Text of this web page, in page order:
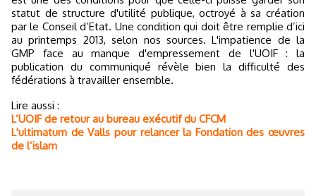
statut de structure d'utilité publique, octroyé à sa création
par le Conseil d’Etat. Une condition qui doit être remplie d’ici
au printemps 2013, selon nos sources. L'impatience de la
GMP face au manque d'empressement de l'UOIF : la
publication du communiqué révèle bien la difficulté des
fédérations à travailler ensemble.
Lire aussi :
L’UOIF de retour au bureau exécutif du CFCM
L'ultimatum de Valls pour relancer la Fondation des œuvres
de l’islam